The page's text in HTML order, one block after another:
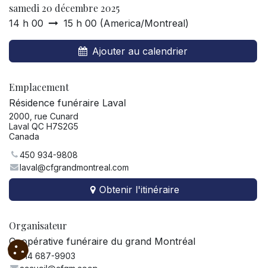
samedi 20 décembre 2025
14 h 00 15 h 00 (America/Montreal)
Ajouter au calendrier
Emplacement
Résidence funéraire Laval
2000, rue Cunard
Laval QC H7S2G5
Canada
450 934-9808
laval@cfgrandmontreal.com
Obtenir l'itinéraire
Organisateur
Coopérative funéraire du grand Montréal
514 687-9903